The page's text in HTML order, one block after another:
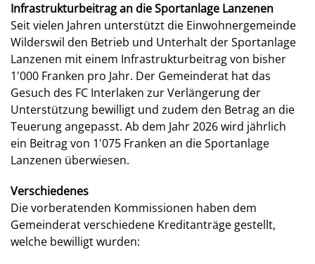
Infrastrukturbeitrag an die Sportanlage Lanzenen
Seit vielen Jahren unterstützt die Einwohnergemeinde
Wilderswil den Betrieb und Unterhalt der Sportanlage
Lanzenen mit einem Infrastrukturbeitrag von bisher
1'000 Franken pro Jahr. Der Gemeinderat hat das
Gesuch des FC Interlaken zur Verlängerung der
Unterstützung bewilligt und zudem den Betrag an die
Teuerung angepasst. Ab dem Jahr 2026 wird jährlich
ein Beitrag von 1'075 Franken an die Sportanlage
Lanzenen überwiesen.
Verschiedenes
Die vorberatenden Kommissionen haben dem
Gemeinderat verschiedene Kreditanträge gestellt,
welche bewilligt wurden: